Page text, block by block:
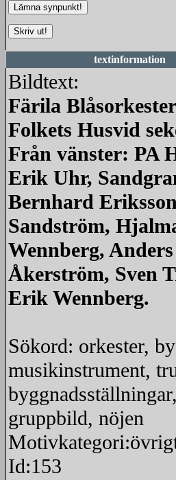
textinformation
Bildtext:
Färila
Folkets Husvid
Från vänster: PA
Erik Uhr,
Bernhard
Sandström,
Wennberg, Anders
Åkerström, Sven
Erik Wennberg.
Sökord: orkester,
musikinstrument,
byggnadsställningar,
gruppbild, nöjen
Id:153